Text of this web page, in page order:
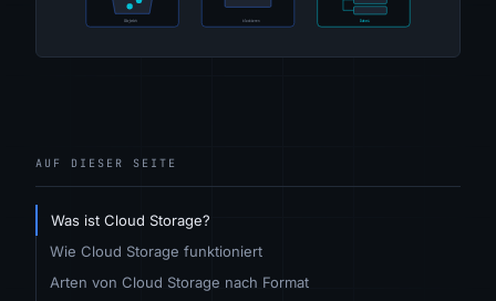
AUF DIESER SEITE
Was ist Cloud Storage?
Wie Cloud Storage funktioniert
Arten von Cloud Storage nach Format